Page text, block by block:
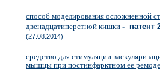
способ моделирования осложненной
двенадцатиперстной кишки - патент
(27.08.2014)
средство для стимуляции
мышцы при постинфарктном ее